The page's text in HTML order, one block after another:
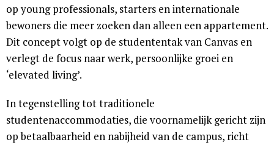
op young professionals, starters en internationale
bewoners die meer zoeken dan alleen een appartement.
Dit concept volgt op de studententak van Canvas en
verlegt de focus naar werk, persoonlijke groei en
‘elevated living’.
In tegenstelling tot traditionele
studentenaccommodaties, die voornamelijk gericht zijn
op betaalbaarheid en nabijheid van de campus, richt